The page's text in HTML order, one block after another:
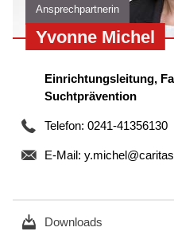
Ansprechpartnerin
Yvonne Michel
Einrichtungsleitung,
Suchtprävention
Telefon: 0241-41356130
E-Mail:
Downloads